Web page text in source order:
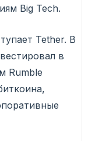
Big Tech.
Tether. В
в
Rumble